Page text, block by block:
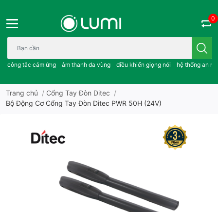
Bạn cần tìm gì..; công tắc cảm ứng..; âm thanh đa vùng ; điều
công tắc cảm ứng âm thanh đa vùng điều khiển giọng nói hệ thống an
0
Trang chủ / Cổng Tay Đòn Ditec /
Bộ Động Cơ Cổng Tay Đòn Ditec PWR 50H (24V)